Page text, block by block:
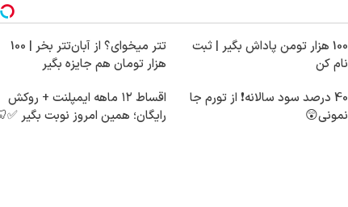
100 هزار تومن پاداش بگیر | ثبت
نام کن
تتر میخوای؟ از آبان‌تتر بخر | 100
هزار تومان هم جایزه بگیر
40 درصد سود سالانه❗ از تورم جا
نمونی😲
اقساط ۱۲ ماهه ایمپلنت + روکش
رایگان؛ همین امروز نوبت بگیر